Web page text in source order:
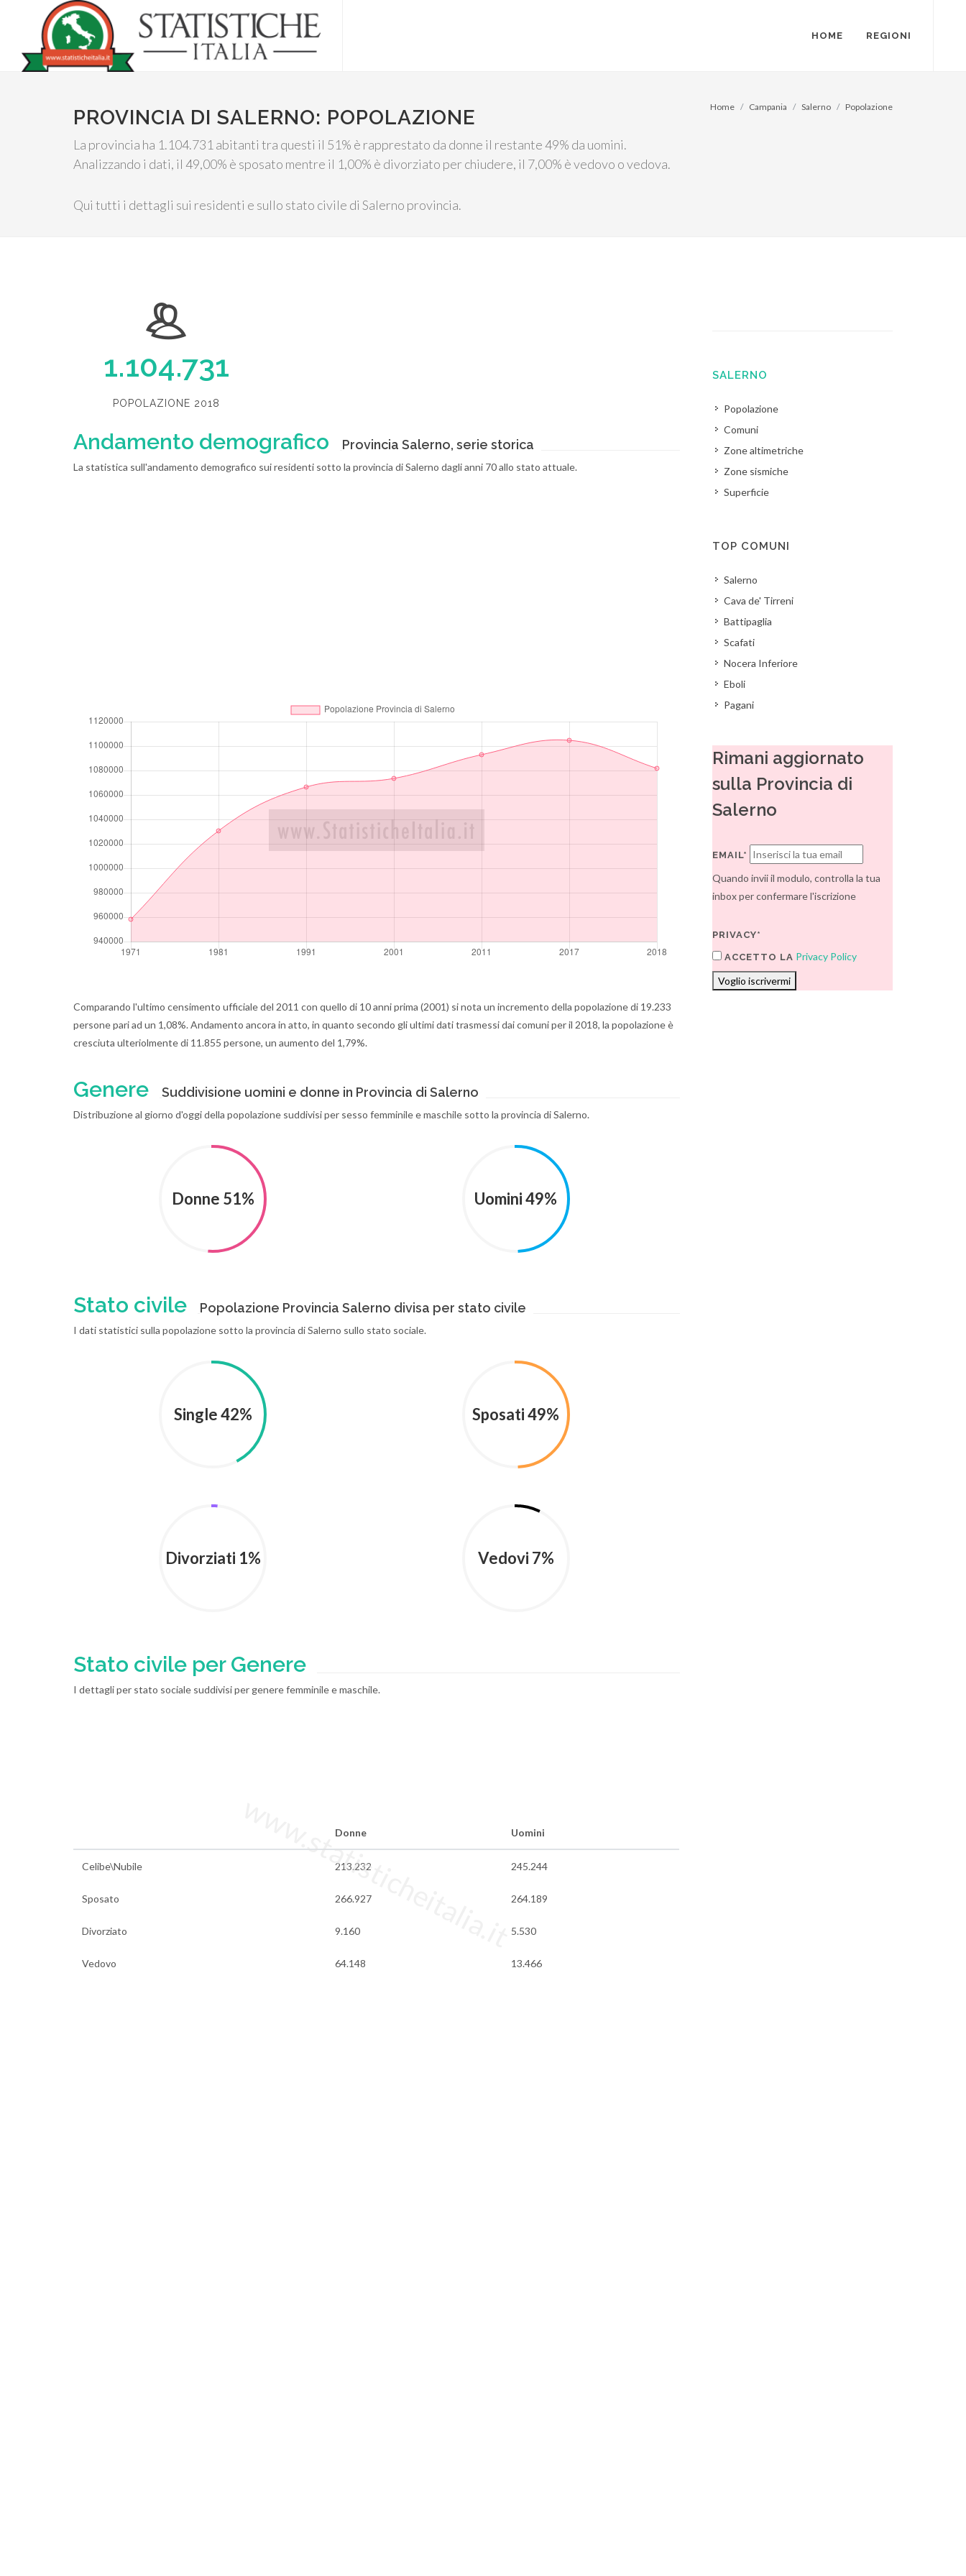
HOME REGIONI
PROVINCIA DI SALERNO: POPOLAZIONE
La provincia ha 1.104.731 abitanti tra questi il 51% è rapprestato da donne il restante 49% da uomini.
Analizzando i dati, il 49,00% è sposato mentre il 1,00% è divorziato per chiudere, il 7,00% è vedovo o vedova.
Qui tutti i dettagli sui residenti e sullo stato civile di Salerno provincia.
Home Campania Salerno Popolazione
1.104.731
POPOLAZIONE 2018
Andamento demografico Provincia Salerno, serie storica
La statistica sull'andamento demografico sui residenti sotto la provincia di Salerno dagli anni 70 allo stato attuale.
Comparando l'ultimo censimento ufficiale del 2011 con quello di 10 anni prima (2001) si nota un incremento della popolazione di 19.233
persone pari ad un 1,08%. Andamento ancora in atto, in quanto secondo gli ultimi dati trasmessi dai comuni per il 2018, la popolazione è
cresciuta ulteriolmente di 11.855 persone, un aumento del 1,79%.
Genere Suddivisione uomini e donne in Provincia di Salerno
Distribuzione al giorno d'oggi della popolazione suddivisi per sesso femminile e maschile sotto la provincia di Salerno.
Donne 51% Uomini 49%
Stato civile Popolazione Provincia Salerno divisa per stato civile
I dati statistici sulla popolazione sotto la provincia di Salerno sullo stato sociale.
Single 42% Sposati 49%
Divorziati 1% Vedovi 7%
Stato civile per Genere
I dettagli per stato sociale suddivisi per genere femminile e maschile.
www.statisticheitalia.it
Donne Uomini
Celibe\Nubile 213.232 245.244
Sposato 266.927 264.189
Divorziato 9.160 5.530
Vedovo 64.148 13.466
SALERNO
Popolazione
Comuni
Zone altimetriche
Zone sismiche
Superficie
TOP COMUNI
Salerno
Cava de' Tirreni
Battipaglia
Scafati
Nocera Inferiore
Eboli
Pagani
Rimani aggiornato
sulla Provincia di
Salerno
EMAIL*
Quando invii il modulo, controlla la tua
inbox per confermare l'iscrizione
PRIVACY*
ACCETTO LA Privacy Policy
Voglio iscrivermi